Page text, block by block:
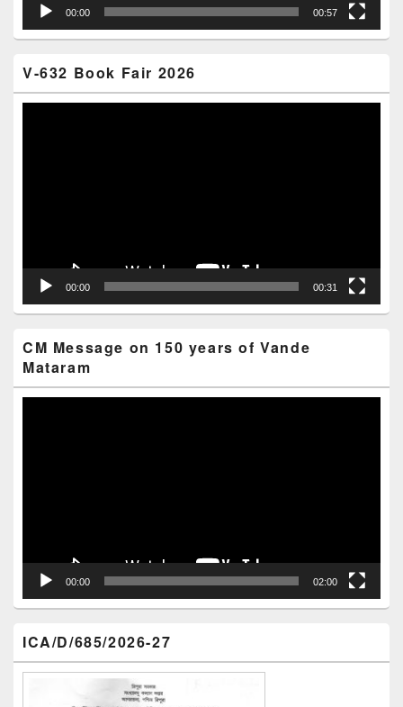
00:00 00:57
V-632 Book Fair 2026
00:00 00:31
CM Message on 150 years of Vande
Mataram
00:00 02:00
ICA/D/685/2026-27